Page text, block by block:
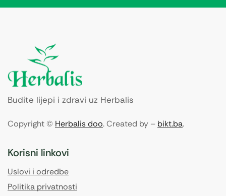
Budite lijepi i zdravi uz Herbalis
Copyright © Herbalis doo. Created by – bikt.ba.
Korisni linkovi
Uslovi i odredbe
Politika privatnosti